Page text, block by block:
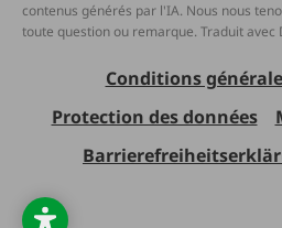
contenus générés par l'IA. Nous nous
toute question ou remarque. Traduit avec
Conditions
Protection des données